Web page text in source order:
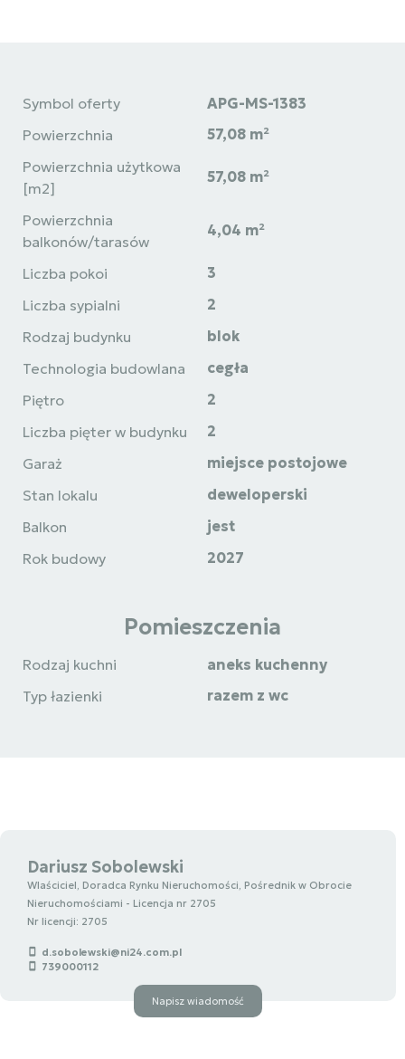
Symbol oferty
APG-MS-1383
Powierzchnia
57,08 m²
Powierzchnia użytkowa
[m2]
57,08 m²
Powierzchnia
balkonów/tarasów
4,04 m²
Liczba pokoi
3
Liczba sypialni
2
Rodzaj budynku
blok
Technologia budowlana
cegła
Piętro
2
Liczba pięter w budynku
2
Garaż
miejsce postojowe
Stan lokalu
deweloperski
Balkon
jest
Rok budowy
2027
Pomieszczenia
Rodzaj kuchni
aneks kuchenny
Typ łazienki
razem z wc
Dariusz Sobolewski
Wlaściciel, Doradca Rynku Nieruchomości, Pośrednik w Obrocie
Nieruchomościami - Licencja nr 2705
Nr licencji: 2705
d.sobolewski@ni24.com.pl
739000112
Napisz wiadomość